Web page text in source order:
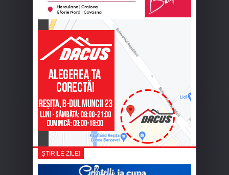
ȘTIRILE ZILEI